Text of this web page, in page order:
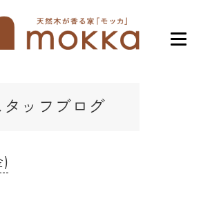
タッフブログ
)